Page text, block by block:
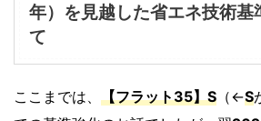
年）を見越した省エネ技術基
て
ここまでは、 【フラット35】S （←S